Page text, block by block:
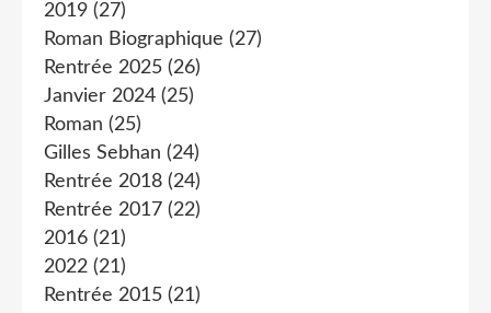
2019 (27)
Roman Biographique (27)
Rentrée 2025 (26)
Janvier 2024 (25)
Roman (25)
Gilles Sebhan (24)
Rentrée 2018 (24)
Rentrée 2017 (22)
2016 (21)
2022 (21)
Rentrée 2015 (21)